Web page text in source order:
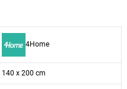
4Home
140 x 200 cm